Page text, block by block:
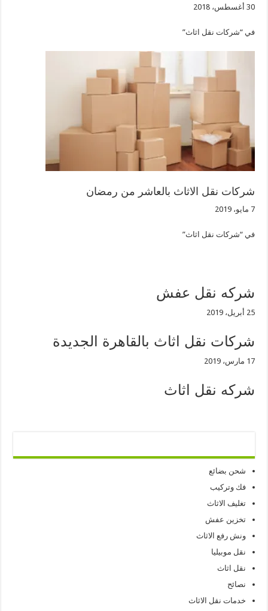
30 أغسطس، 2018
في “شركات نقل اثاث”
شركات نقل الاثاث بالعاشر من رمضان
7 مايو، 2019
في “شركات نقل اثاث”
شركه نقل عفش
25 أبريل، 2019
شركات نقل اثاث بالقاهرة الجديدة
17 مارس، 2019
شركه نقل اثاث
شحن بضائع
فك وتركيب
تغليف الاثاث
تخزين عفش
ونش رفع الاثاث
نقل موبيليا
نقل اثاث
نصائح
خدمات نقل الاثاث